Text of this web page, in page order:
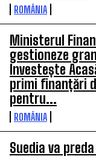
ROMÂNIA
Ministerul
gestioneze
Investește
primi finanțări
pentru...
ROMÂNIA
Suedia va